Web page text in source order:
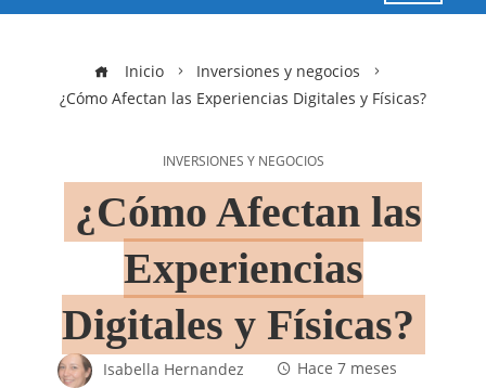
Inicio
Inversiones y negocios
¿Cómo Afectan las Experiencias Digitales y Físicas?
INVERSIONES Y NEGOCIOS
¿Cómo Afectan las
Experiencias
Digitales y Físicas?
Isabella Hernandez
Hace 7 meses